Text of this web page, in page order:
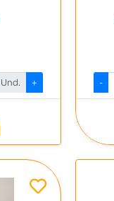
Und. + -